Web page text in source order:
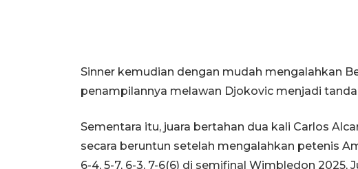
Sinner kemudian dengan mudah mengalahkan
penampilannya melawan Djokovic menjadi
Sementara itu, juara bertahan dua kali Carlos
secara beruntun setelah mengalahkan petenis
6-4, 5-7, 6-3, 7-6(6) di semifinal Wimbledon